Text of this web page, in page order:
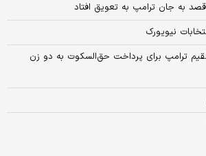
به جان ترامپ به تعویق افتاد
نیویورک
ترامپ برای پرداخت حق‌السکوت به دو زن